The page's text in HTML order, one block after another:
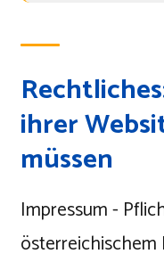
ihrer
müssen
Impressum -
österreichischem